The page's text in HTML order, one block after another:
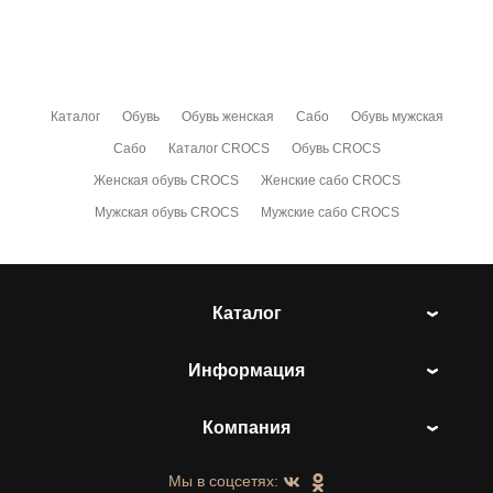
Каталог Обувь Обувь женская Сабо Обувь мужская
Сабо Каталог CROCS Обувь CROCS
Женская обувь CROCS Женские сабо CROCS
Мужская обувь CROCS Мужские сабо CROCS
Каталог
Информация
Компания
Мы в соцсетях: